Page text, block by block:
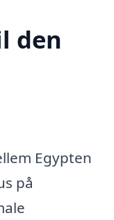
den
Egypten
på